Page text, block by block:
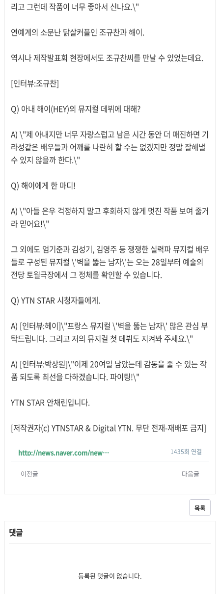
리고 그런데 작품이 너무 좋아서 신나요.\"
연예계의 소문난 닭살커플인 조규찬과 해이.
역시나 제작발표회 현장에서도 조규찬씨를 만날 수 있었는데요.
[인터뷰:조규찬]
Q) 아내 해이(HEY)의 뮤지컬 데뷔에 대해?
A) \"제 아내지만 너무 자랑스럽고 남은 시간 동안 더 매진하면 기
라성같은 배우들과 어깨를 나란히 할 수는 없겠지만 정말 잘해낼
수 있지 않을까 한다.\"
Q) 해이에게 한 마디!
A) \"아들 은우 걱정하지 말고 후회하지 않게 멋진 작품 보여 줄거
라 믿어요!\"
그 외에도 엄기준과 김성기, 김영주 등 쟁쟁한 실력파 뮤지컬 배우
들로 구성된 뮤지컬 \'벽을 뚫는 남자\'는 오는 28일부터 예술의
전당 토월극장에서 그 정체를 확인할 수 있습니다.
Q) YTN STAR 시청자들에게.
A) [인터뷰:헤이]\"프랑스 뮤지컬 \'벽을 뚫는 남자\' 많은 관심 부
탁드립니다. 그리고 저의 뮤지컬 첫 데뷔도 지켜봐 주세요.\"
A) [인터뷰:박상원]\"이제 20여일 남았는데 감동을 줄 수 있는 작
품 되도록 최선을 다하겠습니다. 파이팅!\"
YTN STAR 안채린입니다.
[저작권자(c) YTNSTAR & Digital YTN. 무단 전재-재배포 금지]
http://news.naver.com/news/read.php?mode=LSD&office_id=132&article_id=… 1435회 연결
이전글 다음글
목록
댓글
등록된 댓글이 없습니다.